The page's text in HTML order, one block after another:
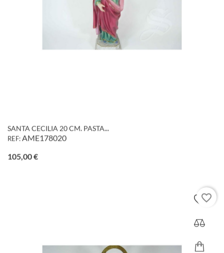
SANTA CECILIA 20 CM. PASTA...
REF: AME178020
105,00 €Precio
favorite_border